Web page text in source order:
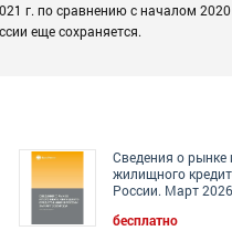
г. по сравнению с началом
еще сохраняется.
Сведения о рынке
жилищного
России. Март
бесплатно